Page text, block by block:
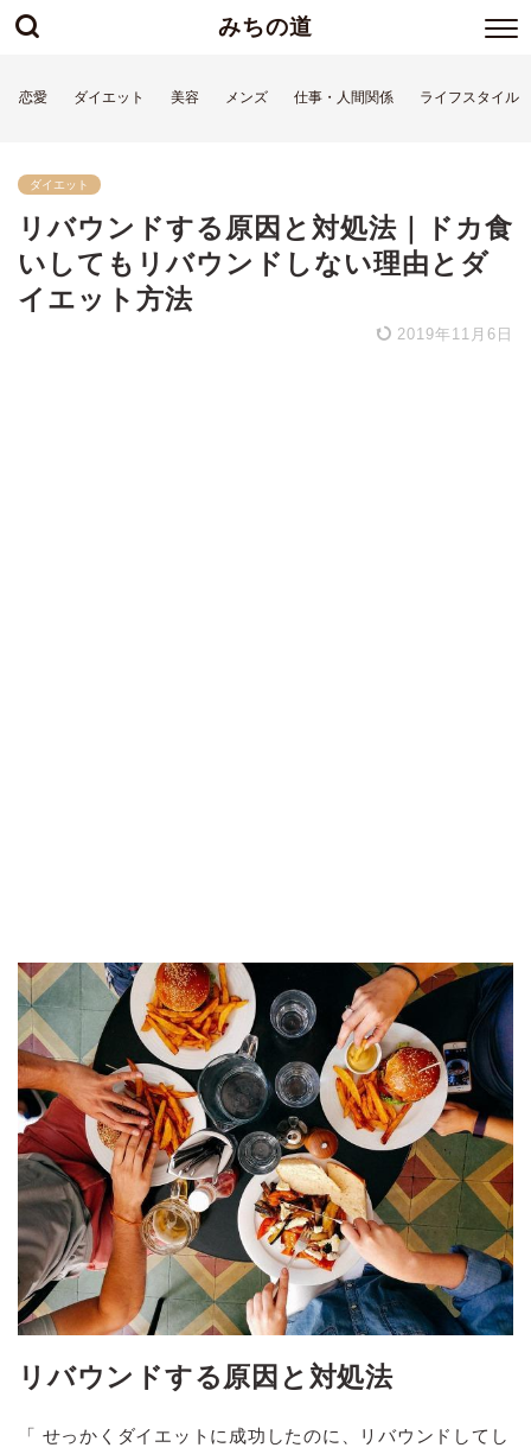
みちの道
恋愛 ダイエット 美容 メンズ 仕事・人間関係 ライフスタイル
ダイエット
リバウンドする原因と対処法｜ドカ食
いしてもリバウンドしない理由とダ
イエット方法
2019年11月6日
リバウンドする原因と対処法
「 せっかくダイエットに成功したのに、リバウンドしてし